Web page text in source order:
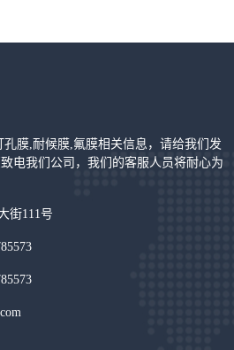
膜,耐候膜,氟膜相关信息，请给我们发
电我们公司，我们的客服人员将耐心为
街111号